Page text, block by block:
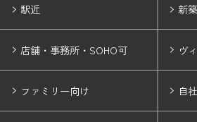
駅近 新
店舗・事務所・SOHO可 ヴ
ファミリー向け 自